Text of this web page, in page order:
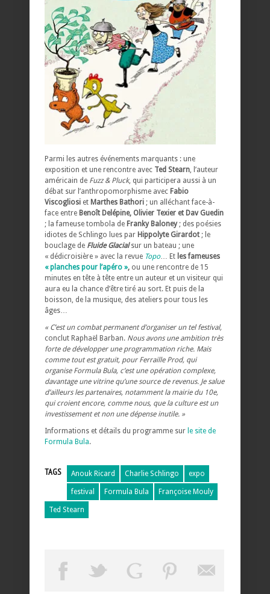
Parmi les autres événements marquants : une
exposition et une rencontre avec Ted Stearn, l’auteur
américain de Fuzz & Pluck, qui participera aussi à un
débat sur l’anthropomorphisme avec Fabio
Viscogliosi et Marthes Bathori ; un alléchant face-à-
face entre Benoît Delépine, Olivier Texier et Dav Guedin
; la fameuse tombola de Franky Baloney; des poésies
idiotes de Schlingo lues par Hippolyte Girardot ; le
bouclage de Fluide Glacialsur un bateau ; une
« dédicroisière » avec la revue Topo… Et les fameuses
« planches pour l’apéro », ou une rencontre de 15
minutes en tête à tête entre un auteur et un visiteur qui
aura eu la chance d’être tiré au sort. Et puis de la
boisson, de la musique, des ateliers pour tous les
âges…
« C’est un combat permanent d’organiser un tel festival,
conclut Raphaël Barban. Nous avons une ambition très
forte de développer une programmation riche. Mais
comme tout est gratuit, pour Ferraille Prod, qui
organise Formula Bula, c’est une opération complexe,
davantage une vitrine qu’une source de revenus. Je salue
d’ailleurs les partenaires, notamment la mairie du 10e,
qui croient encore, comme nous, que la culture est un
investissement et non une dépense inutile. »
Informations et détails du programme sur le site de
Formula Bula.
TAGS Anouk Ricard Charlie Schlingo expo
festival Formula Bula Françoise Mouly
Ted Stearn